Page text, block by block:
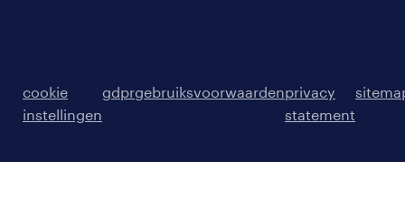
cookie
instellingen
gdprgebruiksvoorwaardenprivacy
statement